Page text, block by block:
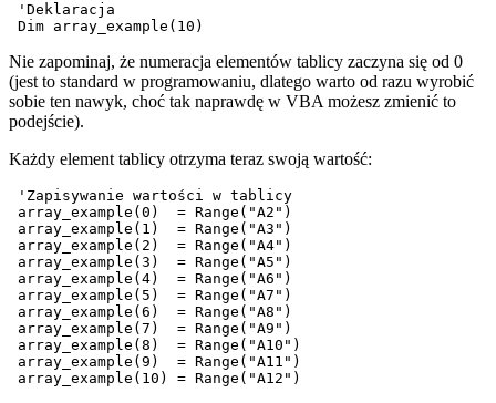
'Deklaracja
Nie zapominaj, że numeracja elementów tablicy zaczyna się od 0
(jest to standard w programowaniu, dlatego warto od razu wyrobić
sobie ten nawyk, choć tak naprawdę w VBA możesz zmienić to
podejście).
Każdy element tablicy otrzyma teraz swoją wartość:
'Zapisywanie wartości w tablicy
array_example(0)  = Range("A2")
array_example(1)  = Range("A3")
array_example(2)  = Range("A4")
array_example(3)  = Range("A5")
array_example(4)  = Range("A6")
array_example(5)  = Range("A7")
array_example(6)  = Range("A8")
array_example(7)  = Range("A9")
array_example(8)  = Range("A10")
array_example(9)  = Range("A11")